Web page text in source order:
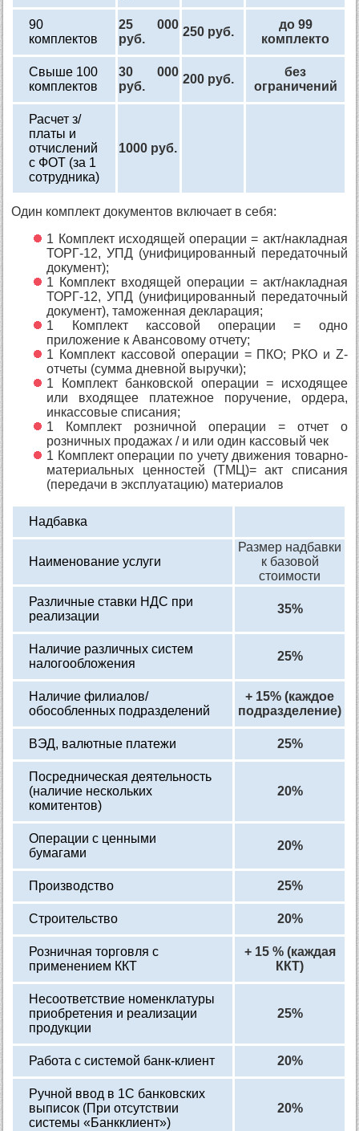
90
комплектов
25 000
руб.
250 руб.
до 99
комплекто
Свыше 100
комплектов
30 000
руб.
200 руб.
без
ограничений
Расчет з/
платы и
отчислений
с ФОТ (за 1
сотрудника)
1000 руб.
Один комплект документов включает в себя:
1 Комплект исходящей операции = акт/накладная
ТОРГ-12, УПД (унифицированный передаточный
документ);
1 Комплект входящей операции = акт/накладная
ТОРГ-12, УПД (унифицированный передаточный
документ), таможенная декларация;
1 Комплект кассовой операции = одно
приложение к Авансовому отчету;
1 Комплект кассовой операции = ПКО; РКО и Z-
отчеты (сумма дневной выручки);
1 Комплект банковской операции = исходящее
или входящее платежное поручение, ордера,
инкассовые списания;
1 Комплект розничной операции = отчет о
розничных продажах / и или один кассовый чек
1 Комплект операции по учету движения товарно-
материальных ценностей (ТМЦ)= акт списания
(передачи в эксплуатацию) материалов
Надбавка
Наименование услуги
Размер надбавки
к базовой
стоимости
Различные ставки НДС при
реализации
35%
Наличие различных систем
налогообложения
25%
Наличие филиалов/
обособленных подразделений
+ 15% (каждое
подразделение)
ВЭД, валютные платежи 25%
Посредническая деятельность
(наличие нескольких
комитентов)
20%
Операции с ценными
бумагами
20%
Производство 25%
Строительство 20%
Розничная торговля с
применением ККТ
+ 15 % (каждая
ККТ)
Несоответствие номенклатуры
приобретения и реализации
продукции
25%
Работа с системой банк-клиент 20%
Ручной ввод в 1C банковских
выписок (При отсутствии
системы «Банкклиент»)
20%